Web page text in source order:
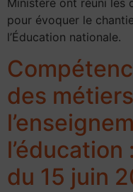
pour évoquer le
l’Éducation nationale.
des
du 15 juin